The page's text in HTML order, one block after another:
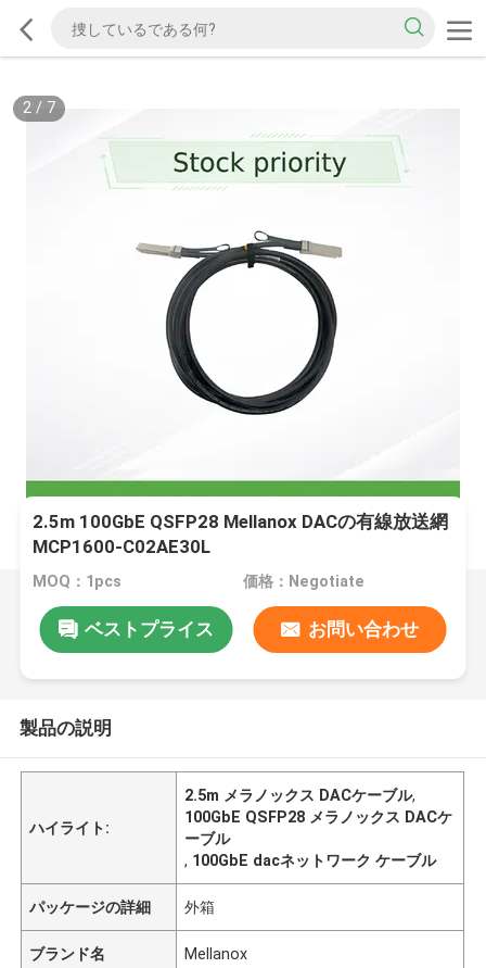
2/ 7
2.5m 100GbE QSFP28 Mellanox DACの有線放送網
MCP1600-C02AE30L
MOQ：1pcs 価格：Negotiate
ベストプライス お問い合わせ
製品の説明
ハイライト:
2.5m メラノックス DACケーブル,
100GbE QSFP28 メラノックス DACケ
ーブル
, 100GbE dacネットワーク ケーブル
パッケージの詳細 外箱
ブランド名 Mellanox